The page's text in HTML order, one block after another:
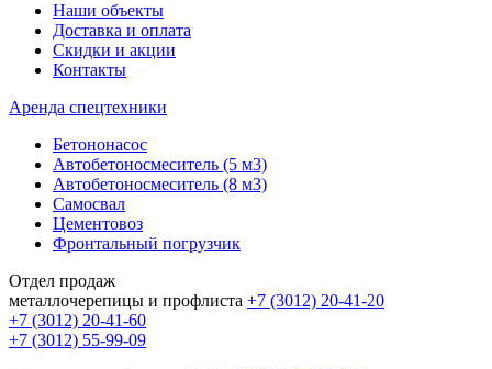
Наши объекты
Доставка и оплата
Скидки и акции
Контакты
Аренда спецтехники
Бетононасос
Автобетоносмеситель (5 м3)
Автобетоносмеситель (8 м3)
Самосвал
Цементовоз
Фронтальный погрузчик
Отдел продаж
металлочерепицы и профлиста +7 (3012) 20-41-20
+7 (3012) 20-41-60
+7 (3012) 55-99-09